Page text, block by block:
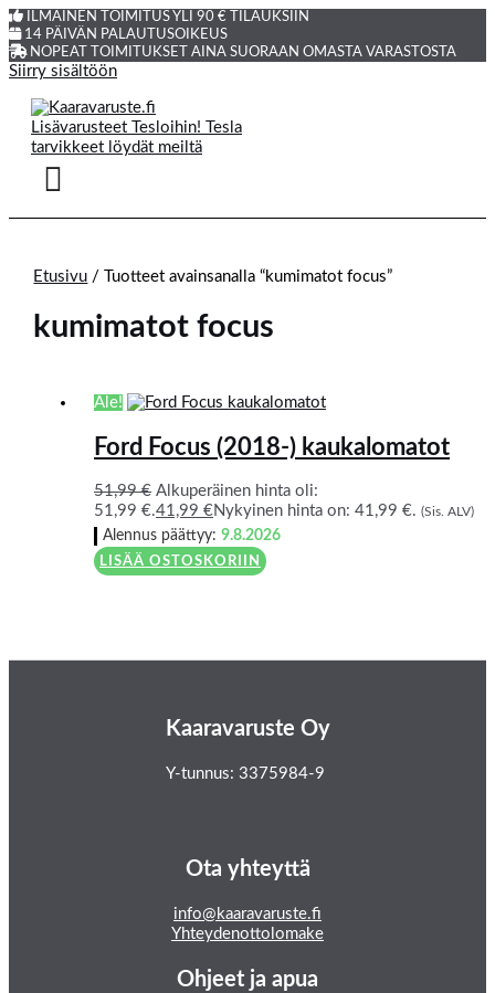
ILMAINEN TOIMITUS YLI 90 € TILAUKSIIN
14 PÄIVÄN PALAUTUSOIKEUS
NOPEAT TOIMITUKSET AINA SUORAAN OMASTA VARASTOSTA
Siirry sisältöön
Etusivu / Tuotteet avainsanalla “kumimatot focus”
kumimatot focus
Ale!
Ford Focus (2018-) kaukalomatot
51,99€ Alkuperäinen hinta oli:
51,99 €.41,99€Nykyinen hinta on: 41,99 €. (Sis. ALV)
Alennus päättyy:9.8.2026
LISÄÄ OSTOSKORIIN
Kaaravaruste Oy
Y-tunnus: 3375984-9
Ota yhteyttä
info@kaaravaruste.fi
Yhteydenottolomake
Ohjeet ja apua